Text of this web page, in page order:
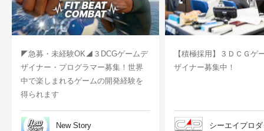
◤急募・未経験OK◢３DCGゲームデ
ザイナー・プログラマー募集！世界
中で楽しまれるゲームの開発経験を
得られます
New Story
【積極採用】３ＤＣＧゲ
ザイナー募集中！
シーエイプロ